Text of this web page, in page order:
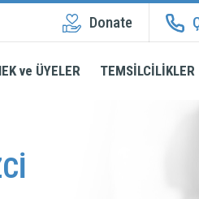
Donate
ve ÜYELER TEMSİLCİLİKLER